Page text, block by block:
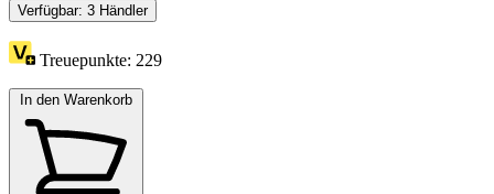
Verfügbar: 3 Händler
Treuepunkte: 229
In den Warenkorb